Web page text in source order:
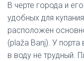
В черте города и
удобных для
расположен
(plaža Banj). У порта
в воду не трудный.